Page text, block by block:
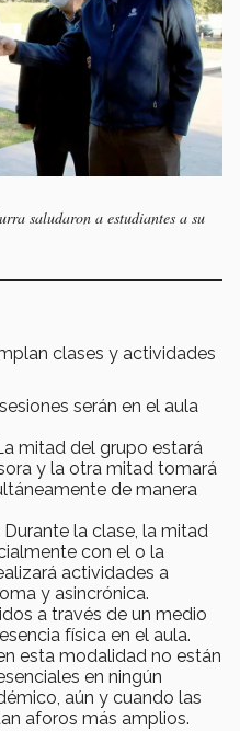
saludaron a estudiantes a su
clases y actividades
serán en el aula
mitad del grupo estará
y la otra mitad tomará
de manera
Durante la clase, la mitad
con el o la
actividades a
y asincrónica.
a través de un medio
física en el aula.
esta modalidad no están
en ningún
aún y cuando las
aforos más amplios.